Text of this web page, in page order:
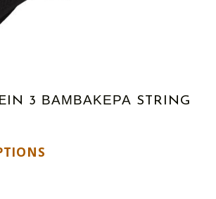
3 ΒΑΜΒΑΚΕΡΑ STRING